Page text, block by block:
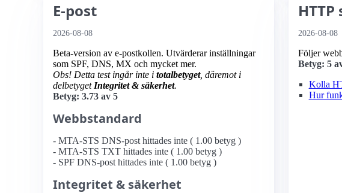
E-post
2026-08-08
Beta-version av e-postkollen. Utvärderar inställningar
som SPF, DNS, MX och mycket mer.
Obs! Detta test ingår inte i totalbetyget, däremot i
delbetyget Integritet & säkerhet.
Betyg: 3.73 av 5
Webbstandard
- MTA-STS DNS-post hittades inte ( 1.00 betyg )
- MTA-STS TXT hittades inte ( 1.00 betyg )
- SPF DNS-post hittades inte ( 1.00 betyg )
Integritet & säkerhet
2026-08-08
Följer
Betyg: 5
Kolla
Hur